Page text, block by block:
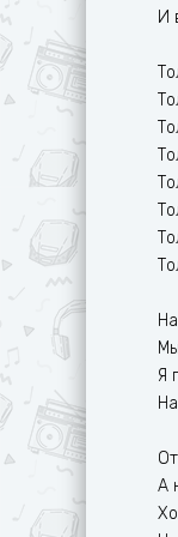
И
Я
А